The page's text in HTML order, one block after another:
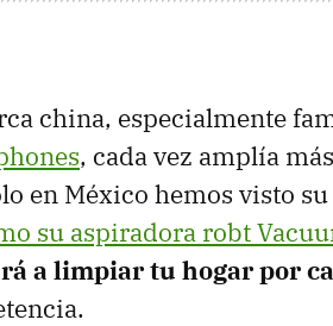
china, especialmente
, cada vez amplía
en México hemos visto
su aspiradora robt
a limpiar tu hogar por